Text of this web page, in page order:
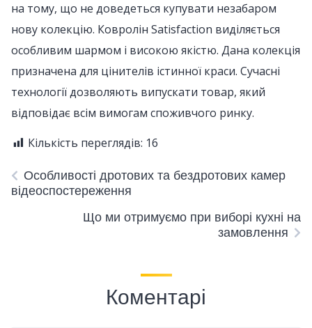
на тому, що не доведеться купувати незабаром
нову колекцію. Ковролін Satisfaction виділяється
особливим шармом і високою якістю. Дана колекція
призначена для цінителів істинної краси. Сучасні
технології дозволяють випускати товар, який
відповідає всім вимогам споживчого ринку.
Кількість переглядів: 16
Особливості дротових та бездротових камер
відеоспостереження
Що ми отримуємо при виборі кухні на
замовлення
Коментарі